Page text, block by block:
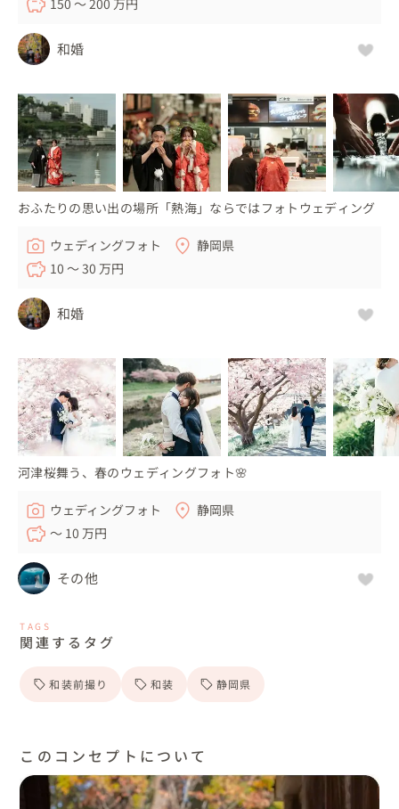
和婚
おふたりの思い出の場所「熱海」ならではフォトウェディング
ウェディングフォト
静岡県
10 〜 30 万円
和婚
河津桜舞う、春のウェディングフォト🌸
ウェディングフォト
静岡県
〜 10 万円
その他
TAGS
関連するタグ
和装前撮り 和装 静岡県
このコンセプトについて